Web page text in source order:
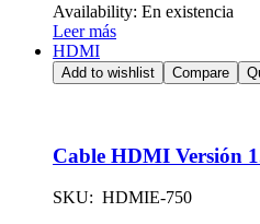
Availability: En existencia
Leer más
HDMI
Add to wishlist Compare
Cable HDMI Versión
SKU: HDMIE-750